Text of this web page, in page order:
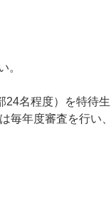
。
24名程度）を特待
毎年度審査を行い